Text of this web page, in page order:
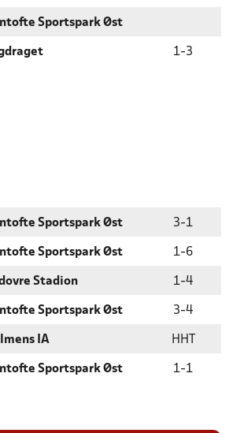
Sportspark Øst
1-3
Sportspark Øst 3-1
Sportspark Øst 1-6
Stadion 1-4
Sportspark Øst 3-4
IA HHT
Sportspark Øst 1-1